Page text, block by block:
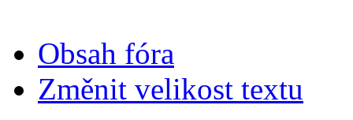
Obsah fóra
Změnit velikost textu